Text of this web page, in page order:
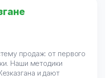
продаж: от первого
Наши методики
и дают